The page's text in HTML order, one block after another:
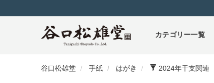
カテゴリー一覧
谷口松雄堂 手紙 はがき 2024年干支関連